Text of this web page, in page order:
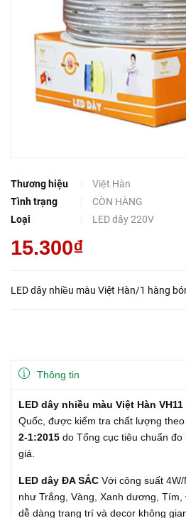
Thương hiệu
Việt Hàn
Tình trạng
CÒN HÀNG
Loại
LED dây 220V
15.300₫
LED dây nhiều màu Việt Hàn/1 hàng
Thông tin
LED dây nhiều màu Việt Hàn VH11
Quốc, được kiểm tra chất lượng
2-1:2015 do Tổng cục tiêu chuẩn
giá.
LED dây ĐA SẮC Với công suất
như Trắng, Vàng, Xanh dương,
dễ dàng trang trí và decor không